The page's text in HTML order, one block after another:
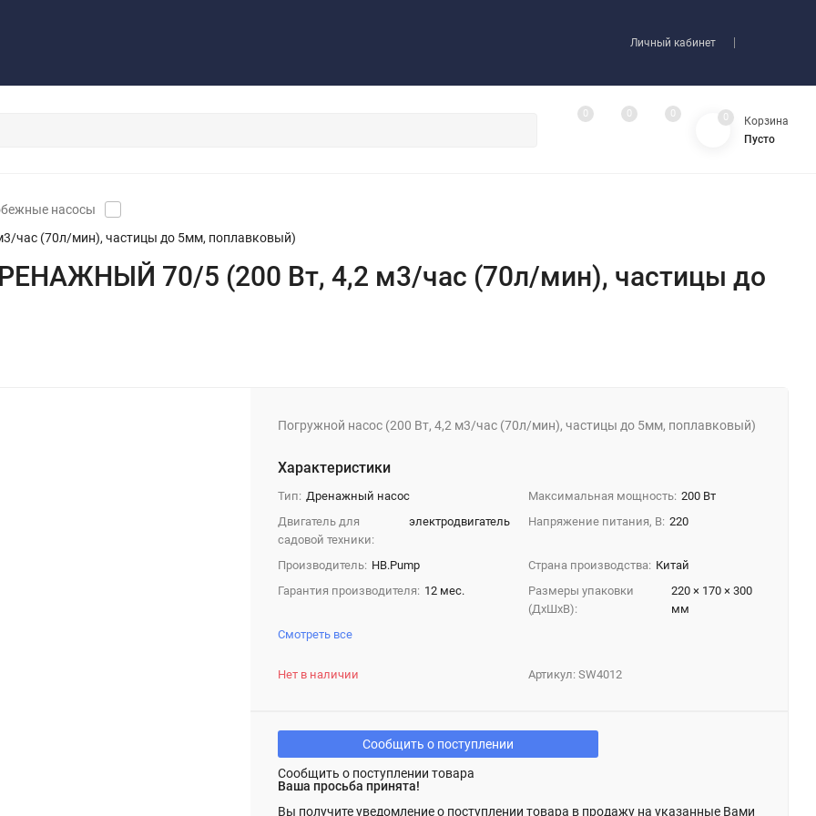
Личный кабинет
0 0 0 0
Корзина
Пусто
насосы
час (70л/мин), частицы до 5мм, поплавковый)
70/5 (200 Вт, 4,2 м3/час (70л/мин), частицы до
Погружной насос (200 Вт, 4,2 м3/час (70л/мин), частицы до 5мм, поплавковый)
Характеристики
Тип: Дренажный насос Максимальная мощность: 200 Вт
Двигатель для
садовой техники:
электродвигатель Напряжение питания, В: 220
Производитель: HB.Pump Страна производства: Китай
Гарантия производителя: 12 мес.
Размеры упаковки
(ДхШхВ):
220 × 170 × 300
мм
Смотреть все
Артикул:SW4012
Нет в наличии
Сообщить о поступлении
Сообщить о поступлении товара
Ваша просьба принята!
Вы получите уведомление о поступлении товара в продажу на указанные Вами